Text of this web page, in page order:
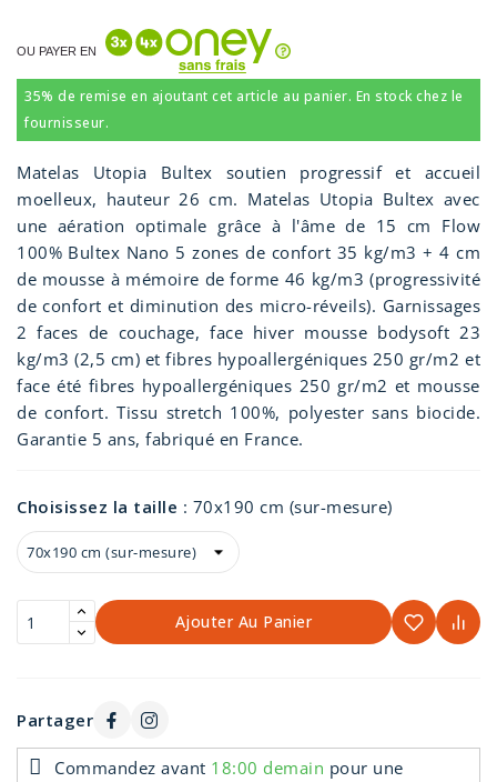
OU PAYER EN
35% de remise en ajoutant cet article au panier. En stock chez le
fournisseur.
Matelas Utopia Bultex soutien progressif et accueil
moelleux, hauteur 26 cm. Matelas Utopia Bultex avec
une aération optimale grâce à l'âme de 15 cm Flow
100% Bultex Nano 5 zones de confort 35 kg/m3 + 4 cm
de mousse à mémoire de forme 46 kg/m3 (progressivité
de confort et diminution des micro-réveils). Garnissages
2 faces de couchage, face hiver mousse bodysoft 23
kg/m3 (2,5 cm) et fibres hypoallergéniques 250 gr/m2 et
face été fibres hypoallergéniques 250 gr/m2 et mousse
de confort. Tissu stretch 100%, polyester sans biocide.
Garantie 5 ans, fabriqué en France.
Choisissez la taille : 70x190 cm (sur-mesure)
Ajouter Au Panier
Partager
Commandez avant 18:00 demain pour une